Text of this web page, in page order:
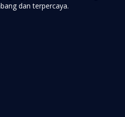
dan terpercaya.